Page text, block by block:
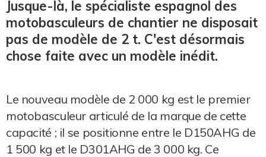
Jusque-là, le spécialiste espagnol des
motobasculeurs de chantier ne disposait
pas de modèle de 2 t. C'est désormais
chose faite avec un modèle inédit.
Le nouveau modèle de 2 000 kg est le premier
motobasculeur articulé de la marque de cette
capacité ; il se positionne entre le D150AHG de
1 500 kg et le D301AHG de 3 000 kg. Ce